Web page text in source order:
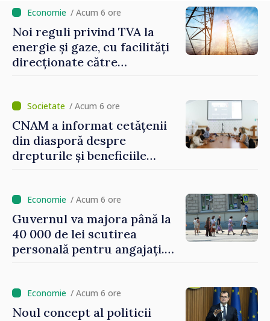
/ Acum 6 ore
Noi reguli privind TVA la
energie și gaze, cu facilități
direcționate către
/ Acum 6 ore
CNAM a informat cetățenii
din diasporă despre
drepturile și beneficiile
/ Acum 6 ore
Guvernul va majora până la
40 000 de lei scutirea
personală pentru angajați.
oamenilor”/ Acum 6 ore
Noul concept al politicii